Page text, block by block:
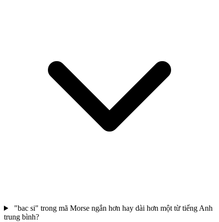
"bac si" trong mã Morse ngắn hơn hay dài hơn một từ tiếng Anh
trung bình?